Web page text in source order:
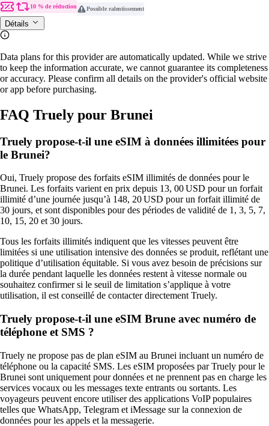
10 % de réduction Possible ralentissement
Détails
Data plans for this provider are automatically updated. While we strive
to keep the information accurate, we cannot guarantee its completeness
or accuracy. Please confirm all details on the provider's official website
or app before purchasing.
FAQ Truely pour Brunei
Truely propose-t-il une eSIM à données illimitées pour
le Brunei?
Oui, Truely propose des forfaits eSIM illimités de données pour le
Brunei. Les forfaits varient en prix depuis 13, 00 USD pour un forfait
illimité d’une journée jusqu’à 148, 20 USD pour un forfait illimité de
30 jours, et sont disponibles pour des périodes de validité de 1, 3, 5, 7,
10, 15, 20 et 30 jours.
Tous les forfaits illimités indiquent que les vitesses peuvent être
limitées si une utilisation intensive des données se produit, reflétant une
politique d’utilisation équitable. Si vous avez besoin de précisions sur
la durée pendant laquelle les données restent à vitesse normale ou
souhaitez confirmer si le seuil de limitation s’applique à votre
utilisation, il est conseillé de contacter directement Truely.
Truely propose-t-il une eSIM Brune avec numéro de
téléphone et SMS ?
Truely ne propose pas de plan eSIM au Brunei incluant un numéro de
téléphone ou la capacité SMS. Les eSIM proposées par Truely pour le
Brunei sont uniquement pour données et ne prennent pas en charge les
services vocaux ou les messages texte entrants ou sortants. Les
voyageurs peuvent encore utiliser des applications VoIP populaires
telles que WhatsApp, Telegram et iMessage sur la connexion de
données pour les appels et la messagerie.